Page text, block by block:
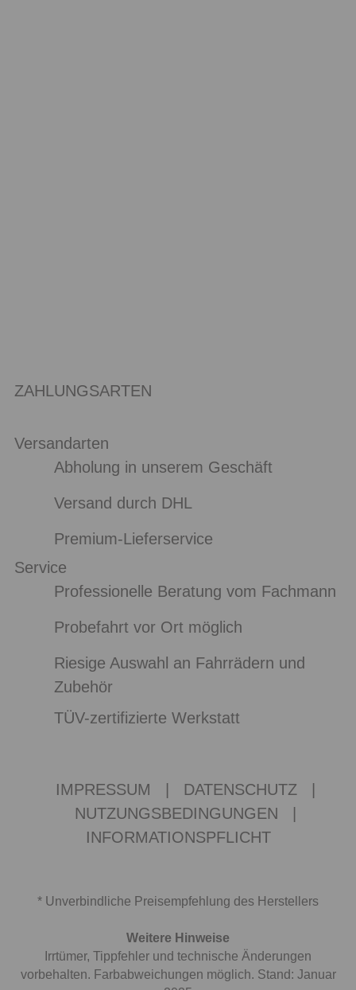
ZAHLUNGSARTEN
Versandarten
Abholung in unserem Geschäft
Versand durch DHL
Premium-Lieferservice
Service
Professionelle Beratung vom Fachmann
Probefahrt vor Ort möglich
Riesige Auswahl an Fahrrädern und
Zubehör
TÜV-zertifizierte Werkstatt
IMPRESSUM DATENSCHUTZ
NUTZUNGSBEDINGUNGEN
INFORMATIONSPFLICHT
* Unverbindliche Preisempfehlung des Herstellers
Weitere Hinweise
Irrtümer, Tippfehler und technische Änderungen
vorbehalten. Farbabweichungen möglich. Stand: Januar